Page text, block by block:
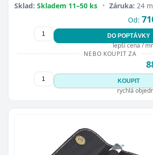
Sklad: Skladem 11–50 ks • Záruka: 24
Od:
DO POPTÁVKY
lepší cena /
NEBO KOUPIT ZA
KOUPIT
rychlá